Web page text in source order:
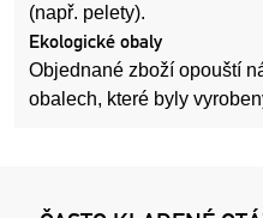
(např. pelety).
Ekologické obaly
Objednané zboží opouští
obalech, které byly